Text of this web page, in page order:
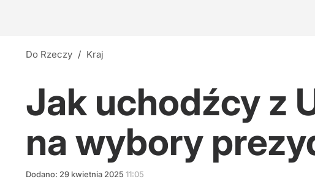
Do Rzeczy / Kraj
Jak uchodźcy z
na wybory
Dodano: 29 kwietnia 2025 11:05